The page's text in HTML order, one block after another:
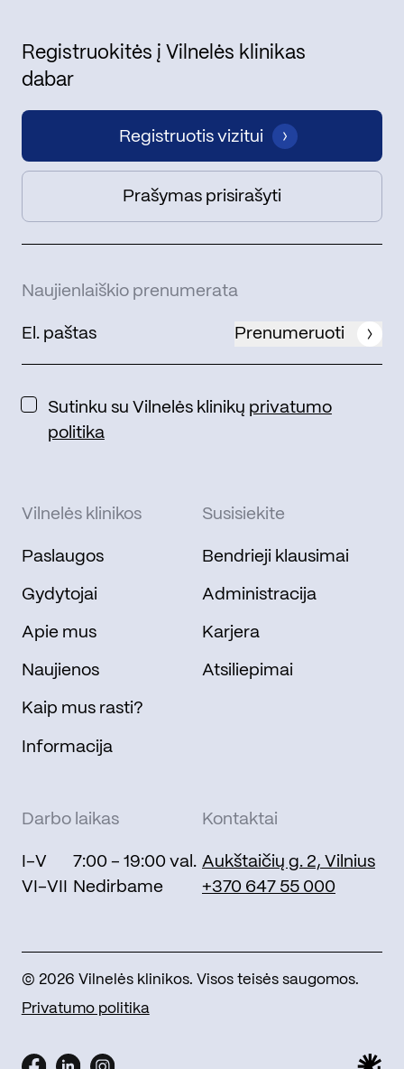
Registruokitės į Vilnelės klinikas
dabar
Registruotis vizitui
Prašymas prisirašyti
Naujienlaiškio prenumerata
Prenumeruoti
Sutinku su Vilnelės klinikų privatumo
politika
Vilnelės klinikos
Paslaugos
Gydytojai
Apie mus
Naujienos
Kaip mus rasti?
Informacija
Susisiekite
Bendrieji klausimai
Administracija
Karjera
Atsiliepimai
Darbo laikas
I-V
7:00 - 19:00 val.
VI-VII
Nedirbame
Kontaktai
Aukštaičių g. 2, Vilnius
+370 647 55 000
© 2026 Vilnelės klinikos. Visos teisės saugomos.
Privatumo politika